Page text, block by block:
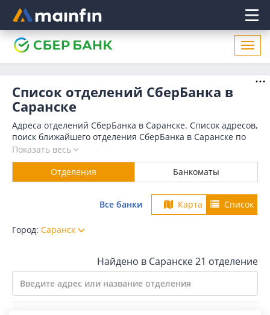
Главное меню
Список отделений СберБанка в
Саранске
Адреса отделений СберБанка в Саранске. Список адресов,
поиск ближайшего отделения СберБанка в Саранске по
адресу, названию. Часы работы, телефоны, контактные
данные.
Показать весь
Отделения
Банкоматы
Все банки Карта Список
Город: Саранск
Найдено в Саранске21 отделение